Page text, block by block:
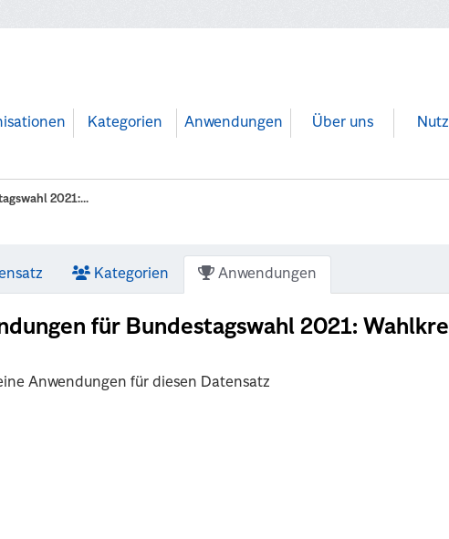
Kategorien Anwendungen Über uns
2021:...
Kategorien Anwendungen
für Bundestagswahl 2021:
Anwendungen für diesen Datensatz